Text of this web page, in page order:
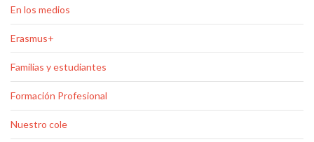
En los medios
Erasmus+
Familias y estudiantes
Formación Profesional
Nuestro cole